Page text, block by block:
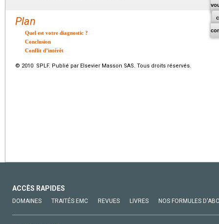
Plan
Quel est votre diagnostic ?
Conclusion
Conflit d’intérêt
© 2010 SPLF. Publié par Elsevier Masson SAS. Tous droits réservés.
ACCÈS RAPIDES
DOMAINES TRAITÉS EMC REVUES LIVRES NOS FORMULES